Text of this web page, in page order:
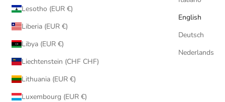
Lesotho (EUR €)
Liberia (EUR €)
Libya (EUR €)
Liechtenstein (CHF CHF)
Lithuania (EUR €)
Luxembourg (EUR €)
English
Deutsch
Nederlands